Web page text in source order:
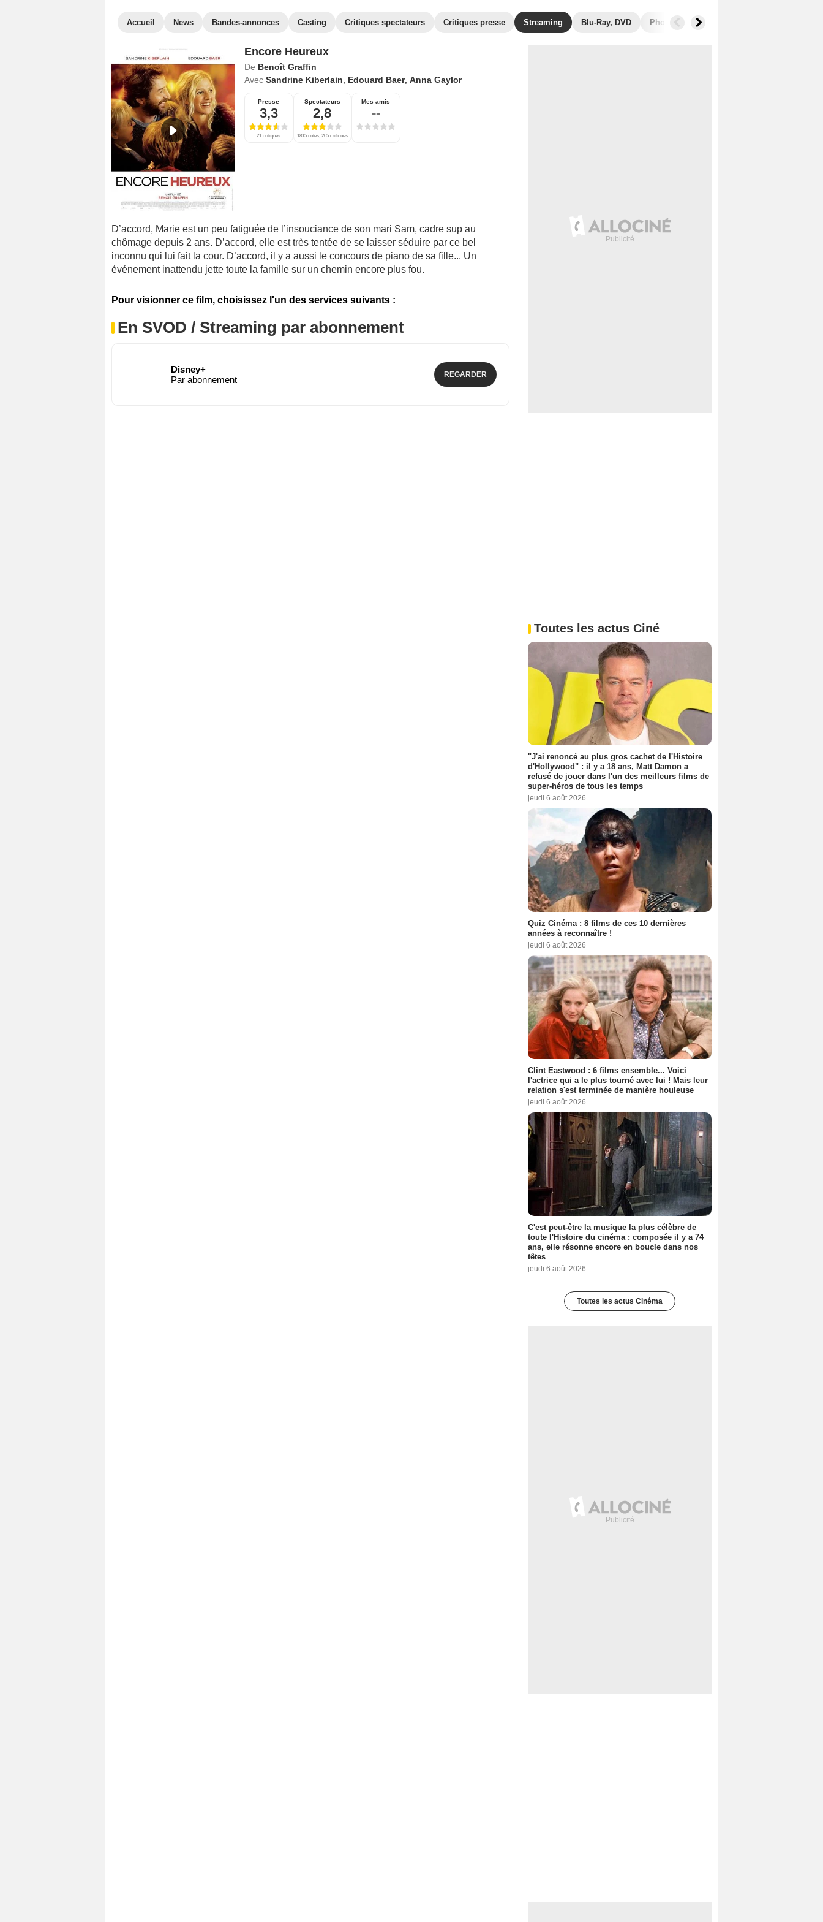
Accueil News Bandes-annonces Casting Critiques spectateurs Critiques presse Streaming Blu-Ray, DVD Photos Secrets de tournage
Encore Heureux
De Benoît Graffin
Avec Sandrine Kiberlain Edouard Baer, Anna Gaylor
Presse
3,3
21 critiques
Spectateurs
2,8
1815 notes, 205 critiques
Mes amis
--
D’accord, Marie est un peu fatiguée de l’insouciance de son mari Sam, cadre sup au
chômage depuis 2 ans. D’accord, elle est très tentée de se laisser séduire par ce bel
inconnu qui lui fait la cour. D’accord, il y a aussi le concours de piano de sa fille... Un
événement inattendu jette toute la famille sur un chemin encore plus fou.
Pour visionner ce film, choisissez l'un des services suivants :
En SVOD / Streaming par abonnement
Disney+
Par abonnement
REGARDER
Toutes les actus Ciné
"J'ai renoncé au plus gros cachet de l'Histoire
d'Hollywood" : il y a 18 ans, Matt Damon a
refusé de jouer dans l'un des meilleurs films de
super-héros de tous les temps
jeudi 6 août 2026
Quiz Cinéma : 8 films de ces 10 dernières
années à reconnaître !
jeudi 6 août 2026
Clint Eastwood : 6 films ensemble... Voici
l'actrice qui a le plus tourné avec lui ! Mais leur
relation s'est terminée de manière houleuse
jeudi 6 août 2026
C'est peut-être la musique la plus célèbre de
toute l'Histoire du cinéma : composée il y a 74
ans, elle résonne encore en boucle dans nos
têtes
jeudi 6 août 2026
Toutes les actus Cinéma